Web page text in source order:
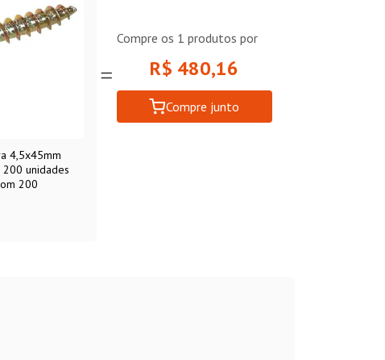
4,5x45mm
200 unidades
200
Compre os 1 produtos por
R$ 480,16
Compre junto